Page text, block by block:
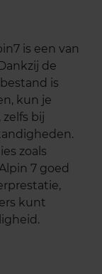
is een van
de
is
kun je
bij
zoals
7 goed
kunt